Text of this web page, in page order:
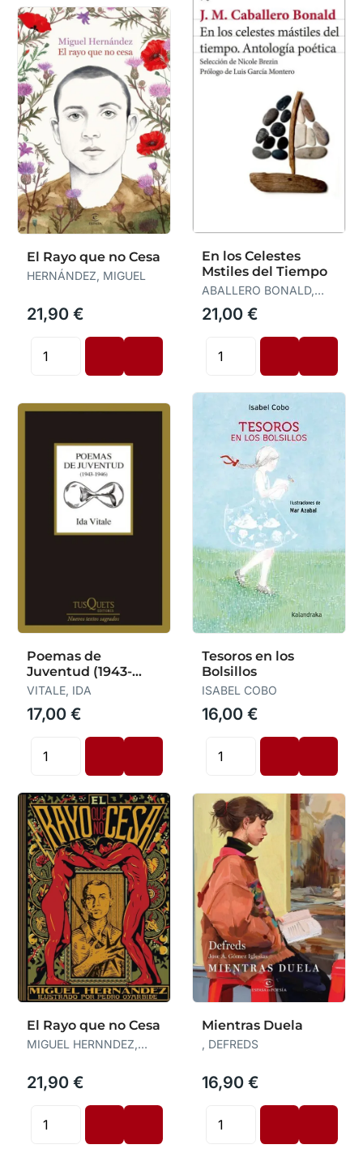
El Rayo que no Cesa
HERNÁNDEZ, MIGUEL
21,90 €
En los Celestes
Mstiles del Tiempo
ABALLERO BONALD,
JOS MANUEL ES
21,00 €
Poemas de
Juventud (1943-
1946)
VITALE, IDA
17,00 €
Tesoros en los
Bolsillos
ISABEL COBO
16,00 €
El Rayo que no Cesa
MIGUEL HERNNDEZ,
21,90 €
Mientras Duela
, DEFREDS
16,90 €